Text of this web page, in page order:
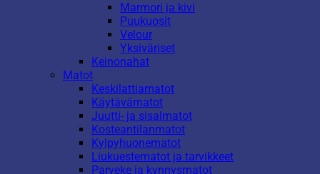
Marmori ja kivi
Puukuosit
Velour
Yksiväriset
Keinonahat
Matot
Keskilattiamatot
Käytävämatot
Juutti- ja sisalmatot
Kosteantilanmatot
Kylpyhuonematot
Liukuestematot ja tarvikkeet
Parveke ja kynnysmatot